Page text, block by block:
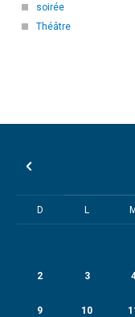
soirée
Théâtre
D L
2 3
9 10